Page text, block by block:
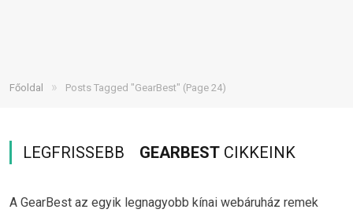
Főoldal » Posts Tagged "GearBest" (Page 24)
LEGFRISSEBB GEARBEST CIKKEINK
A GearBest az egyik legnagyobb kínai webáruház remek